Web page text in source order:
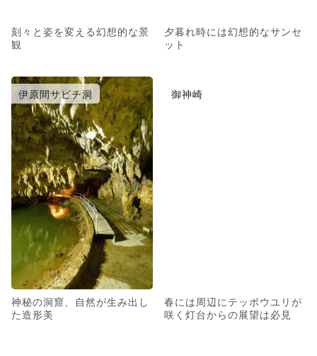
刻々と姿を変える幻想的な景
観
夕暮れ時には幻想的なサンセ
ット
伊原間サビチ洞
神秘の洞窟、自然が生み出し
た造形美
御神崎
春には周辺にテッポウユリが
咲く灯台からの展望は必見